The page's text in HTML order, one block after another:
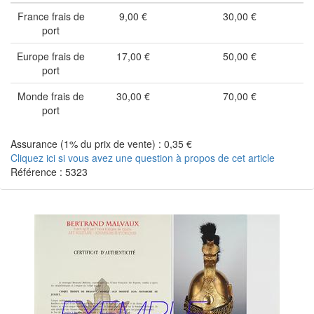
France frais de
port
9,00 € 30,00 €
Europe frais de
port
17,00 € 50,00 €
Monde frais de
port
30,00 € 70,00 €
Assurance (1% du prix de vente) : 0,35 €
Cliquez ici si vous avez une question à propos de cet article
Référence : 5323